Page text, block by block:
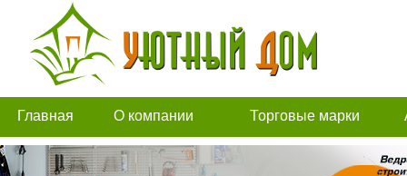
Главная О компании Торговые марки